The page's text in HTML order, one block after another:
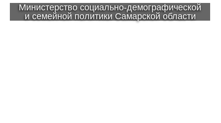
Министерство социально-демографической
и семейной политики Самарской области